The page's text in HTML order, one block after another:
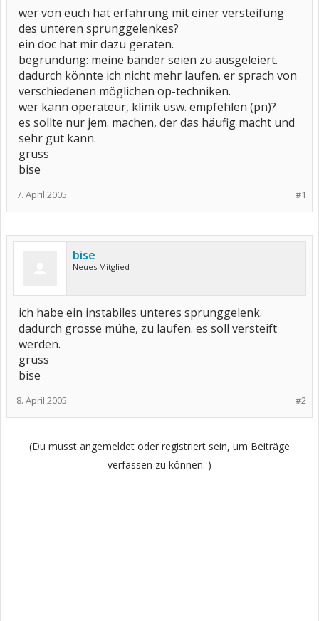
wer von euch hat erfahrung mit einer versteifung
des unteren sprunggelenkes?
ein doc hat mir dazu geraten.
begründung: meine bänder seien zu ausgeleiert.
dadurch könnte ich nicht mehr laufen. er sprach von
verschiedenen möglichen op-techniken.
wer kann operateur, klinik usw. empfehlen (pn)?
es sollte nur jem. machen, der das häufig macht und
sehr gut kann.
gruss
bise
#1
7. April 2005
bise
Neues Mitglied
ich habe ein instabiles unteres sprunggelenk.
dadurch grosse mühe, zu laufen. es soll versteift
werden.
gruss
bise
#2
8. April 2005
(Du musst angemeldet oder registriert sein, um Beiträge
verfassen zu können. )